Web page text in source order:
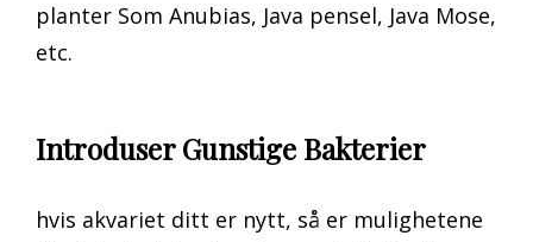
planter Som Anubias, Java pensel, Java Mose,
etc.
Introduser Gunstige Bakterier
hvis akvariet ditt er nytt, så er mulighetene